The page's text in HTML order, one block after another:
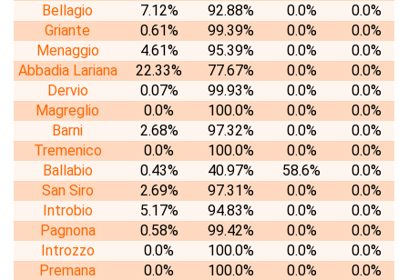
Bellagio
7.12% 92.88% 0.0%
0.0%
Griante
0.61% 99.39% 0.0%
0.0%
Menaggio
4.61% 95.39% 0.0%
0.0%
Abbadia Lariana
22.33% 77.67% 0.0%
0.0%
Dervio
0.07% 99.93% 0.0%
0.0%
Magreglio
0.0% 100.0% 0.0%
0.0%
Barni
2.68% 97.32% 0.0%
0.0%
Tremenico
0.0% 100.0% 0.0%
0.0%
Ballabio
0.43% 40.97% 58.6%
0.0%
San Siro
2.69% 97.31% 0.0%
0.0%
Introbio
5.17% 94.83% 0.0%
0.0%
Pagnona
0.58% 99.42% 0.0%
0.0%
Introzzo
0.0% 100.0% 0.0%
0.0%
Premana
0.0% 100.0% 0.0%
0.0%